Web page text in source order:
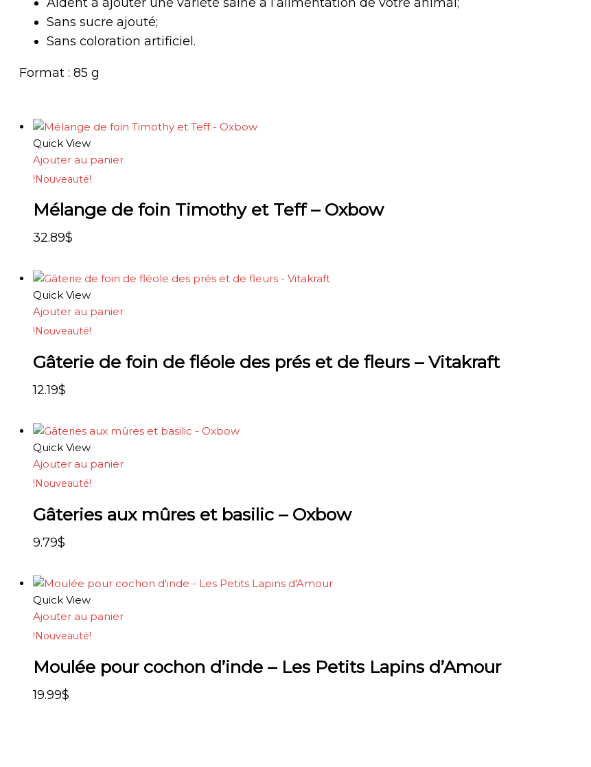
Sans sucre ajouté;
Sans coloration artificiel.
Format : 85 g
Quick View
Ajouter au panier
!Nouveauté!
Mélange de foin Timothy et Teff – Oxbow
32.89$
Quick View
Ajouter au panier
!Nouveauté!
Gâterie de foin de fléole des prés et de fleurs – Vitakraft
12.19$
Quick View
Ajouter au panier
!Nouveauté!
Gâteries aux mûres et basilic – Oxbow
9.79$
Quick View
Ajouter au panier
!Nouveauté!
Moulée pour cochon d’inde – Les Petits Lapins d’Amour
19.99$